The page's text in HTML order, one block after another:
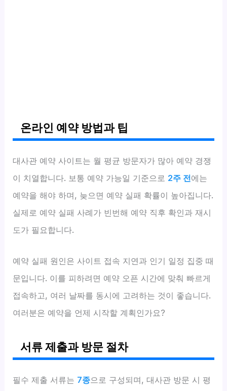
온라인 예약 방법과 팁
대사관 예약 사이트는 월 평균 방문자가 많아 예약 경쟁
이 치열합니다. 보통 예약 가능일 기준으로 2주 전에는
예약을 해야 하며, 늦으면 예약 실패 확률이 높아집니다.
실제로 예약 실패 사례가 빈번해 예약 직후 확인과 재시
도가 필요합니다.
예약 실패 원인은 사이트 접속 지연과 인기 일정 집중 때
문입니다. 이를 피하려면 예약 오픈 시간에 맞춰 빠르게
접속하고, 여러 날짜를 동시에 고려하는 것이 좋습니다.
여러분은 예약을 언제 시작할 계획인가요?
서류 제출과 방문 절차
필수 제출 서류는 7종으로 구성되며, 대사관 방문 시 평